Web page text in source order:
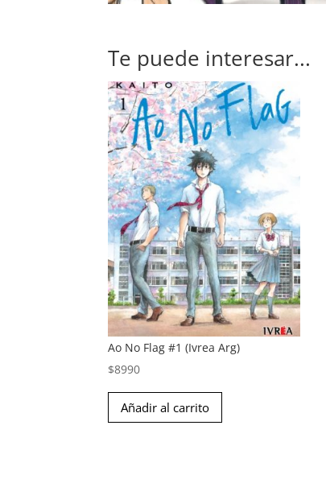
Te puede interesar...
Ao No Flag #1 (Ivrea Arg)
$8990
Añadir al carrito